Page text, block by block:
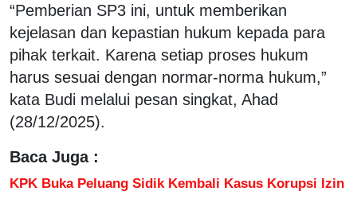
“Pemberian SP3 ini, untuk memberikan
kejelasan dan kepastian hukum kepada para
pihak terkait. Karena setiap proses hukum
harus sesuai dengan normar-norma hukum,”
kata Budi melalui pesan singkat, Ahad
(28/12/2025).
Baca Juga :
KPK Buka Peluang Sidik Kembali Kasus Korupsi Izin